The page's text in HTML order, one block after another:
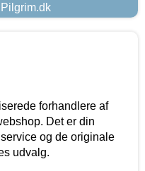
forhandlere af
Det er din
og de originale
udvalg.